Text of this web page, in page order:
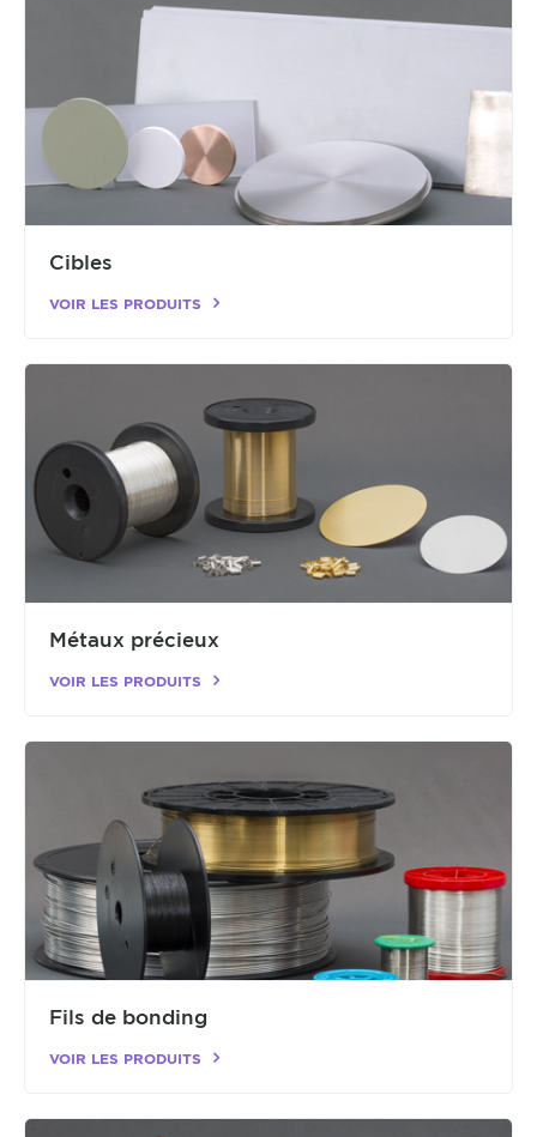
Cibles
VOIR LES PRODUITS
Métaux précieux
VOIR LES PRODUITS
Fils de bonding
VOIR LES PRODUITS